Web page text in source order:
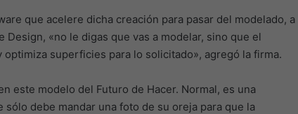
que acelere dicha creación para pasar del modelado, a
Design, «no le digas que vas a modelar, sino que el
superficies para lo solicitado», agregó la firma.
este modelo del Futuro de Hacer. Normal, es una
debe mandar una foto de su oreja para que la